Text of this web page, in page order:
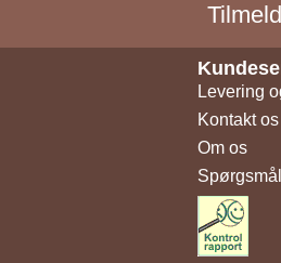
Levering
Kontakt os
Om os